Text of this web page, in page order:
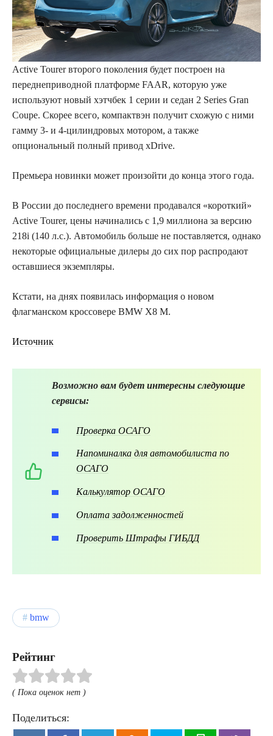
Active Tourer второго поколения будет построен на
переднеприводной платформе FAAR, которую уже
используют новый хэтчбек 1 серии и седан 2 Series Gran
Coupe. Скорее всего, компактвэн получит схожую с ними
гамму 3- и 4-цилиндровых мотором, а также
опциональный полный привод xDrive.
Премьера новинки может произойти до конца этого года.
В России до последнего времени продавался «короткий»
Active Tourer, цены начинались с 1,9 миллиона за версию
218i (140 л.с.). Автомобиль больше не поставляется, однако
некоторые официальные дилеры до сих пор распродают
оставшиеся экземпляры.
Кстати, на днях появилась информация о новом
флагманском кроссовере BMW X8 M.
Источник
Возможно вам будет интересны следующие
сервисы:
Проверка ОСАГО
Напоминалка для автомобилиста по
ОСАГО
Калькулятор ОСАГО
Оплата задолженностей
Проверить Штрафы ГИБДД
bmw
Рейтинг
( Пока оценок нет )
Поделиться: